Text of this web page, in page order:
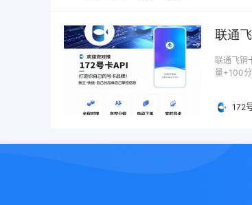
联通
联通飞铜
量+100
172